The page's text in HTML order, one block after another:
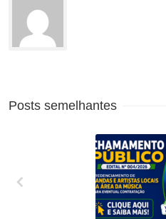
Posts semelhantes